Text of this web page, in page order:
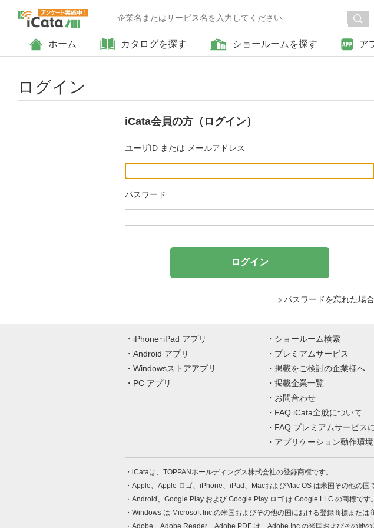
ホーム カタログを探す ショールームを探す ア
ログイン
iCata会員の方（ログイン）
ユーザID または メールアドレス
パスワード
パスワードを忘れた場合
iPhone･iPad アプリ
Android アプリ
Windowsストアアプリ
PC アプリ
ショールーム検索
プレミアムサービス
掲載をご検討の企業様へ
掲載企業一覧
お問合わせ
FAQ iCata全般について
FAQ プレミアムサービス
アプリケーション動作環境
iCataは、TOPPANホールディングス株式会社の登録商標です。
Apple、Apple ロゴ、iPhone、iPad、MacおよびMac OS は米国その他の国
Android、Google Play および Google Play ロゴ は Google LLC の商標です。
Windows は Microsoft Inc.の米国およびその他の国における登録商標または
Adobe、Adobe Reader、Adobe PDF は、Adobe Inc.の米国およびその他の